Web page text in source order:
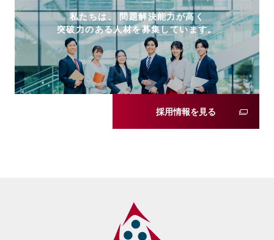
私たちは、 問題解決能力が高く
突破力のある人材を募集しています。
採用情報を見る